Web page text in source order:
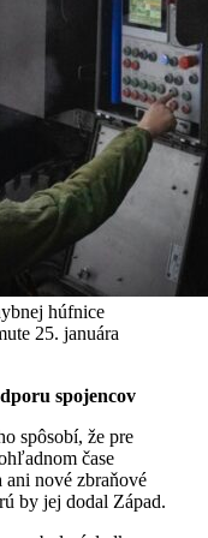
húfnice
25. januára
spojencov
spôsobí, že pre
čase
nové zbraňové
by jej dodal Západ.